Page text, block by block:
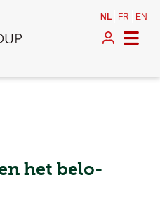
NL FR EN
het belo-